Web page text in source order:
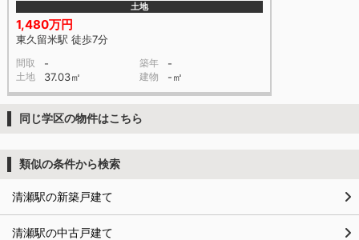
土地
1,480万円
東久留米駅 徒歩7分
間取 - 築年 -
土地 37.03㎡ 建物 -㎡
同じ学区の物件はこちら
類似の条件から検索
清瀬駅の新築戸建て
清瀬駅の中古戸建て